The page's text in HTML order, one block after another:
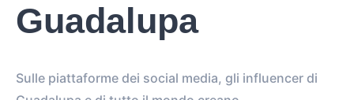
Guadalupa
Sulle piattaforme dei social media, gli influencer di